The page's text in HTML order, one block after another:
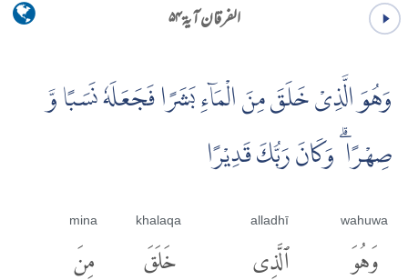
الفرقان آية ۵۴
وَهُوَ الَّذِىْ خَلَقَ مِنَ الْمَاۤءِ بَشَرًا فَجَعَلَهٗ نَسَبًا وَّ
صِهْرًا ۗ وَكَانَ رَبُّكَ قَدِيْرًا
wahuwa
وَهُوَ
alladhī
ٱلَّذِى
khalaqa
خَلَقَ
mina
مِنَ